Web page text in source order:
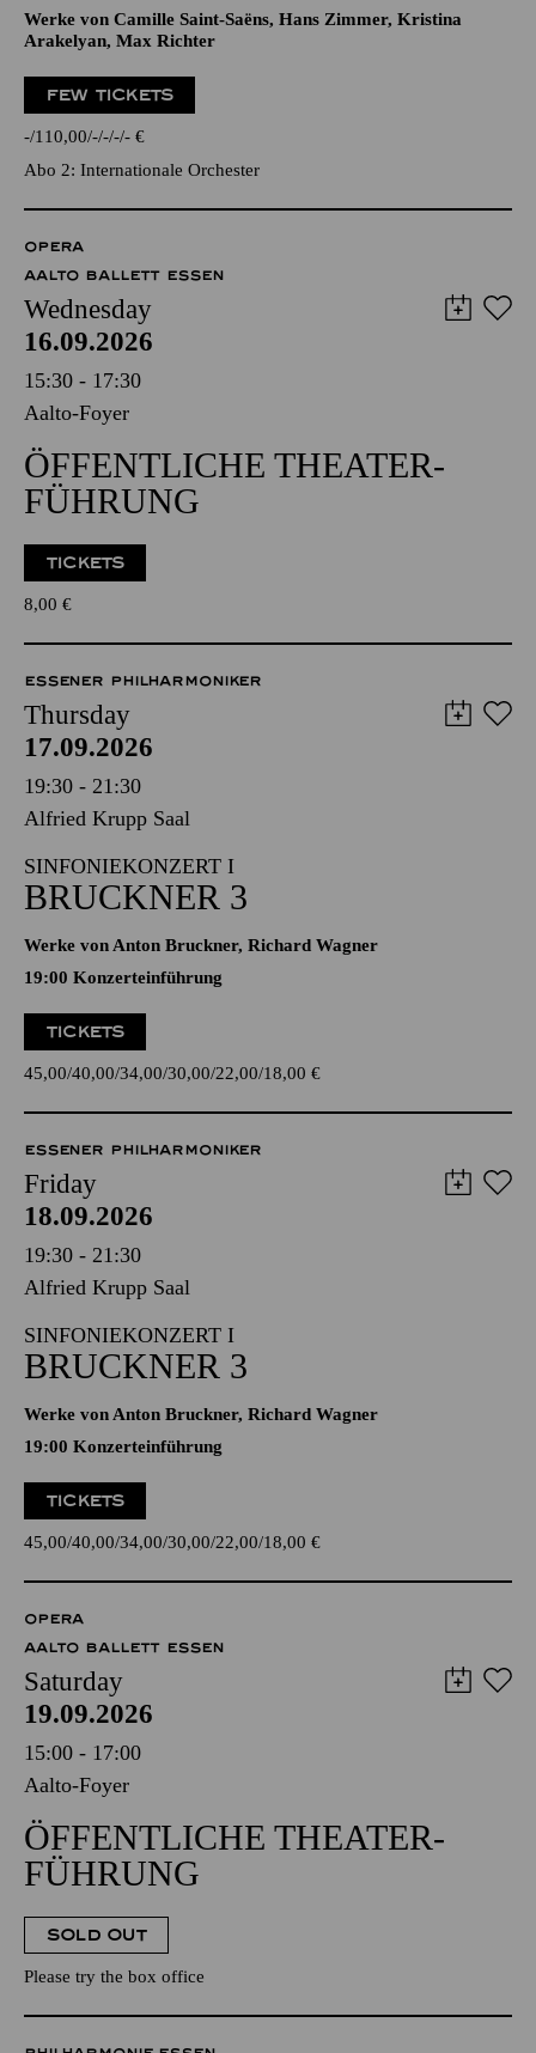
Werke von Camille Saint-Saëns, Hans Zimmer, Kristina
Arakelyan, Max Richter
FEW TICKETS
- 110,00 - - - - €
Abo 2: Internationale Orchester
OPERA
AALTO BALLETT ESSEN
Wednesday
16.09.2026
15:30 - 17:30
Aalto-Foyer
ÖFFENTLICHE THEATER­
FÜHRUNG
TICKETS
8,00 €
ESSENER PHILHARMONIKER
Thursday
17.09.2026
19:30 - 21:30
Alfried Krupp Saal
SINFONIEKONZERT I
BRUCKNER 3
Werke von Anton Bruckner, Richard Wagner
19:00 Konzerteinführung
TICKETS
45,00 40,00 34,00 30,00 22,00 18,00 €
ESSENER PHILHARMONIKER
Friday
18.09.2026
19:30 - 21:30
Alfried Krupp Saal
SINFONIEKONZERT I
BRUCKNER 3
Werke von Anton Bruckner, Richard Wagner
19:00 Konzerteinführung
TICKETS
45,00 40,00 34,00 30,00 22,00 18,00 €
OPERA
AALTO BALLETT ESSEN
Saturday
19.09.2026
15:00 - 17:00
Aalto-Foyer
ÖFFENTLICHE THEATER­
FÜHRUNG
SOLD OUT
Please try the box office